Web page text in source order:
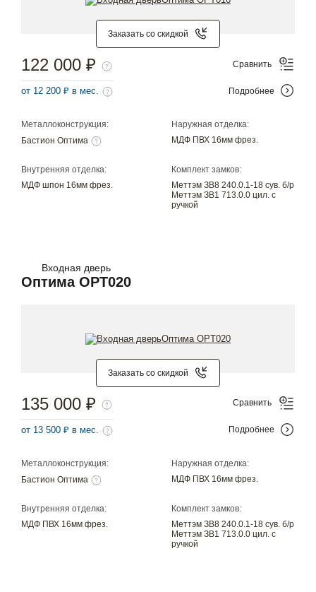
Заказать со скидкой
Металлоконструкция:
Бастион Оптима
Наружная отделка:
МДФ ПВХ 16мм фрез.
Внутренняя отделка:
МДФ шпон 16мм фрез.
Комплект замков:
Меттэм ЗВ8 240.0.1-18 сув. б/р
Меттэм ЗВ1 713.0.0 цил. с
ручкой
122 000 ₽
от 12 200 ₽ в мес.
Сравнить
Подробнее
Входная дверь
Оптима OPT020
Заказать со скидкой
Металлоконструкция:
Бастион Оптима
Наружная отделка:
МДФ ПВХ 16мм фрез.
Внутренняя отделка:
МДФ ПВХ 16мм фрез.
Комплект замков:
Меттэм ЗВ8 240.0.1-18 сув. б/р
Меттэм ЗВ1 713.0.0 цил. с
ручкой
135 000 ₽
от 13 500 ₽ в мес.
Сравнить
Подробнее